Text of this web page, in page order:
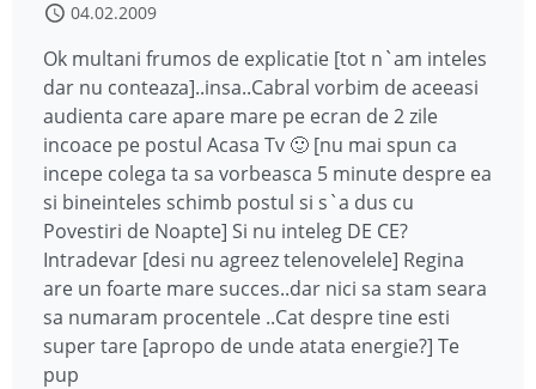
04.02.2009
Ok multani frumos de explicatie [tot n`am inteles
dar nu conteaza]..insa..Cabral vorbim de aceeasi
audienta care apare mare pe ecran de 2 zile
incoace pe postul Acasa Tv 🙂 [nu mai spun ca
incepe colega ta sa vorbeasca 5 minute despre ea
si bineinteles schimb postul si s`a dus cu
Povestiri de Noapte] Si nu inteleg DE CE?
Intradevar [desi nu agreez telenovelele] Regina
are un foarte mare succes..dar nici sa stam seara
sa numaram procentele ..Cat despre tine esti
super tare [apropo de unde atata energie?] Te
pup